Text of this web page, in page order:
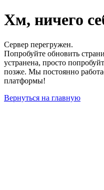
Хм, ничего
Сервер перегружен.
Попробуйте обновить
устранена, просто
позже. Мы постоянно
платформы!
Вернуться на главную